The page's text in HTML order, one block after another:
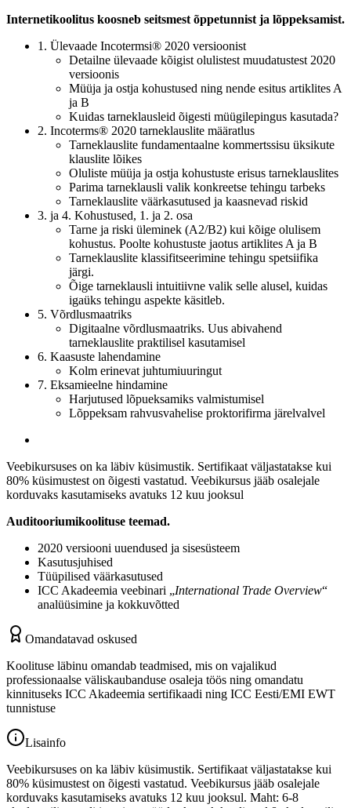
Internetikoolitus koosneb seitsmest õppetunnist ja lõppeksamist.
1. Ülevaade Incotermsi® 2020 versioonist
Detailne ülevaade kõigist olulistest muudatustest 2020
versioonis
Müüja ja ostja kohustused ning nende esitus artiklites A
ja B
Kuidas tarneklausleid õigesti müügilepingus kasutada?
2. Incoterms® 2020 tarneklauslite määratlus
Tarneklauslite fundamentaalne kommertssisu üksikute
klauslite lõikes
Oluliste müüja ja ostja kohustuste erisus tarneklauslites
Parima tarneklausli valik konkreetse tehingu tarbeks
Tarneklauslite väärkasutused ja kaasnevad riskid
3. ja 4. Kohustused, 1. ja 2. osa
Tarne ja riski üleminek (A2/B2) kui kõige olulisem
kohustus. Poolte kohustuste jaotus artiklites A ja B
Tarneklauslite klassifitseerimine tehingu spetsiifika
järgi.
Õige tarneklausli intuitiivne valik selle alusel, kuidas
igaüks tehingu aspekte käsitleb.
5. Võrdlusmaatriks
Digitaalne võrdlusmaatriks. Uus abivahend
tarneklauslite praktilisel kasutamisel
6. Kaasuste lahendamine
Kolm erinevat juhtumiuuringut
7. Eksamieelne hindamine
Harjutused lõpueksamiks valmistumisel
Lõppeksam rahvusvahelise proktorifirma järelvalvel
Veebikursuses on ka läbiv küsimustik. Sertifikaat väljastatakse kui
80% küsimustest on õigesti vastatud. Veebikursus jääb osalejale
korduvaks kasutamiseks avatuks 12 kuu jooksul
Auditooriumikoolituse teemad.
2020 versiooni uuendused ja sisesüsteem
Kasutusjuhised
Tüüpilised väärkasutused
ICC Akadeemia veebinari „International Trade Overview“
analüüsimine ja kokkuvõtted
Omandatavad oskused
Koolituse läbinu omandab teadmised, mis on vajalikud
professionaalse väliskaubanduse osaleja töös ning omandatu
kinnituseks ICC Akadeemia sertifikaadi ning ICC Eesti/EMI EWT
tunnistuse
Lisainfo
Veebikursuses on ka läbiv küsimustik. Sertifikaat väljastatakse kui
80% küsimustest on õigesti vastatud. Veebikursus jääb osalejale
korduvaks kasutamiseks avatuks 12 kuu jooksul. Maht: 6-8